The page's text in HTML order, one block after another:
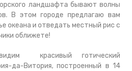
ландшафта бывают волны
В этом городе предлагаю вам
океана и отведать местный рис с
оближете!
красивый готический
да-Витория, построенный в 14